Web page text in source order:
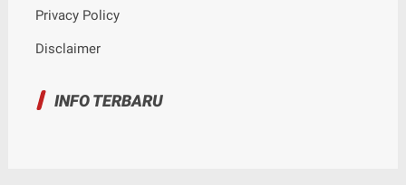
Privacy Policy
Disclaimer
INFO TERBARU